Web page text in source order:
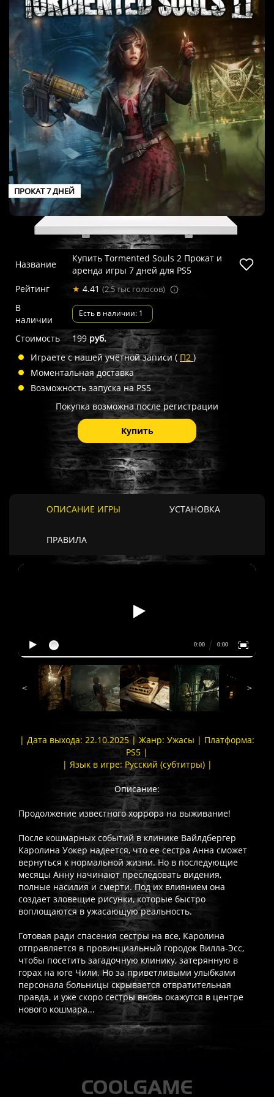
ПРОКАТ 7 ДНЕЙ
Название
Купить Tormented Souls 2 Прокат и
аренда игры 7 дней для PS5
Рейтинг
★ 4.41 (2.5 тыс голосов)
В
наличии
Есть в наличии: 1
Стоимость 199 руб.
Играете с нашей учётной записи ( П2 )
Моментальная доставка
Возможность запуска на PS5
Покупка возможна после регистрации
Купить
ОПИСАНИЕ ИГРЫ УСТАНОВКА
ПРАВИЛА
< >
| Дата выхода: 22.10.2025 | Жанр: Ужасы | Платформа:
PS5 |
| Язык в игре: Русский (субтитры) |
Описание:
Продолжение известного хоррора на выживание!
После кошмарных событий в клинике Вайлдбергер
Каролина Уокер надеется, что ее сестра Анна сможет
вернуться к нормальной жизни. Но в последующие
месяцы Анну начинают преследовать видения,
полные насилия и смерти. Под их влиянием она
создает зловещие рисунки, которые быстро
воплощаются в ужасающую реальность.
Готовая ради спасения сестры на все, Каролина
отправляется в провинциальный городок Вилла-Эсс,
чтобы посетить загадочную клинику, затерянную в
горах на юге Чили. Но за приветливыми улыбками
персонала больницы скрывается отвратительная
правда, и уже скоро сестры вновь окажутся в центре
нового кошмара...
Часто спрашивают
Работает ли русский язык? Если локализация игры для